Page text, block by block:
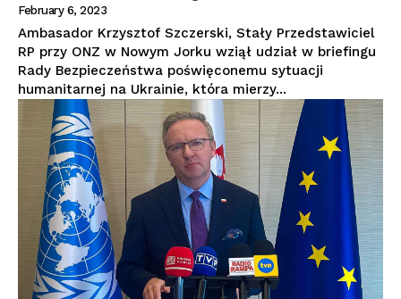
February 6, 2023
Ambasador Krzysztof Szczerski, Stały Przedstawiciel
RP przy ONZ w Nowym Jorku wziął udział w briefingu
Rady Bezpieczeństwa poświęconemu sytuacji
humanitarnej na Ukrainie, która mierzy...